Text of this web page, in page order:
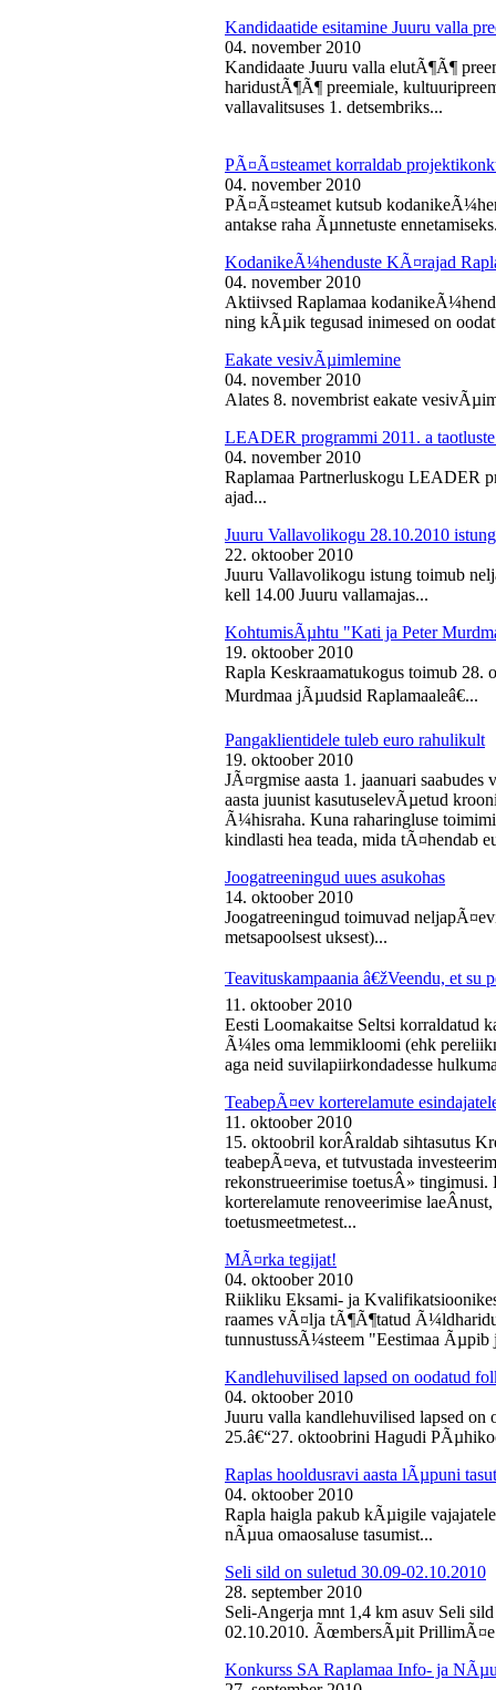
Kandidaatide esitamine Juuru valla
04. november 2010
Kandidaate Juuru valla elutÃ¶Ã¶
haridustÃ¶Ã¶ preemiale,
vallavalitsuses 1. detsembriks...
PÃ¤Ã¤steamet korraldab
04. november 2010
PÃ¤Ã¤steamet kutsub
antakse raha Ãµnnetuste
KodanikeÃ¼henduste KÃ¤rajad
04. november 2010
Aktiivsed Raplamaa
ning kÃµik tegusad inimesed on
Eakate vesivÃµimlemine
04. november 2010
Alates 8. novembrist eakate
LEADER programmi 2011. a
04. november 2010
Raplamaa Partnerluskogu LEADER
ajad...
Juuru Vallavolikogu 28.10.2010 istung
22. oktoober 2010
Juuru Vallavolikogu istung toimub
kell 14.00 Juuru vallamajas...
KohtumisÃµhtu "Kati ja Peter
19. oktoober 2010
Rapla Keskraamatukogus toimub
Murdmaa jÃµudsid Raplamaaleâ€...
Pangaklientidele tuleb euro rahulikult
19. oktoober 2010
JÃ¤rgmise aasta 1. jaanuari
aasta juunist kasutuselevÃµetud
Ã¼hisraha. Kuna raharingluse
kindlasti hea teada, mida tÃ¤hendab
Joogatreeningud uues asukohas
14. oktoober 2010
Joogatreeningud toimuvad
metsapoolsest uksest)...
Teavituskampaania â€žVeendu, et su
11. oktoober 2010
Eesti Loomakaitse Seltsi korraldatud
Ã¼les oma lemmikloomi (ehk
aga neid suvilapiirkondadesse
TeabepÃ¤ev korterelamute
11. oktoober 2010
15. oktoobril korÂ­raldab sihtasutus
teabepÃ¤eva, et tutvustada
rekonstrueerimise toetusÂ»
korterelamute renoveerimise
toetusmeetmetest...
MÃ¤rka tegijat!
04. oktoober 2010
Riikliku Eksami- ja
raames vÃ¤lja tÃ¶Ã¶tatud
tunnustussÃ¼steem "Eestimaa
Kandlehuvilised lapsed on oodatud
04. oktoober 2010
Juuru valla kandlehuvilised lapsed
25.â€“27. oktoobrini Hagudi
Raplas hooldusravi aasta lÃµpuni
04. oktoober 2010
Rapla haigla pakub kÃµigile
nÃµua omaosaluse tasumist...
Seli sild on suletud 30.09-02.10.2010
28. september 2010
Seli-Angerja mnt 1,4 km asuv Seli
02.10.2010. ÃœmbersÃµit
Konkurss SA Raplamaa Info- ja